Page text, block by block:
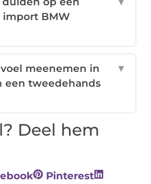
BMW
meenemen in
een tweedehands
▼
Deel hem
Pinterest